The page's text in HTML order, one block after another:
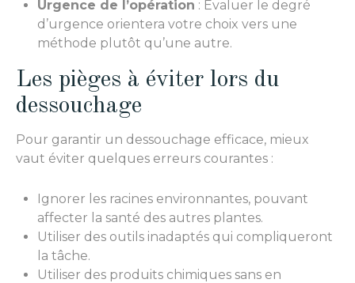
Urgence de l’opération : Évaluer le degré
d’urgence orientera votre choix vers une
méthode plutôt qu’une autre.
Les pièges à éviter lors du
dessouchage
Pour garantir un dessouchage efficace, mieux
vaut éviter quelques erreurs courantes :
Ignorer les racines environnantes, pouvant
affecter la santé des autres plantes.
Utiliser des outils inadaptés qui compliqueront
la tâche.
Utiliser des produits chimiques sans en